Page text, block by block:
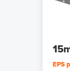
EPS